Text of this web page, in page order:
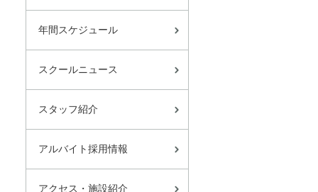
年間スケジュール
スクールニュース
スタッフ紹介
アルバイト採用情報
アクセス・施設紹介